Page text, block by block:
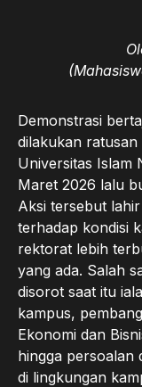
Demonstrasi
dilakukan ratusan
Universitas Islam
Maret 2026 lalu
Aksi tersebut
terhadap kondisi
rektorat lebih
yang ada. Salah
disorot saat itu
kampus,
Ekonomi dan
hingga persoalan
di lingkungan